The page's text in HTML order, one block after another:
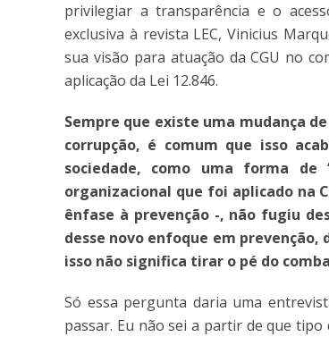
privilegiar a transparência e o
exclusiva à revista LEC, Vinicius
sua visão para atuação da CGU no
aplicação da Lei 12.846.
Sempre que existe uma mudança
corrupção, é comum que isso
sociedade, como uma forma de
organizacional que foi aplicado na
ênfase à prevenção -, não fugiu
desse novo enfoque em
isso não significa tirar o pé do
Só essa pergunta daria uma
passar. Eu não sei a partir de que